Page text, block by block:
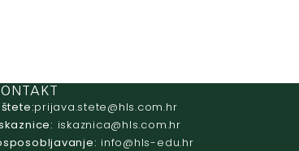
rh.moc.slh
@etets.avajirp
rh.moc.slh
@acinzaksi
rh.ude-slh
@ofni